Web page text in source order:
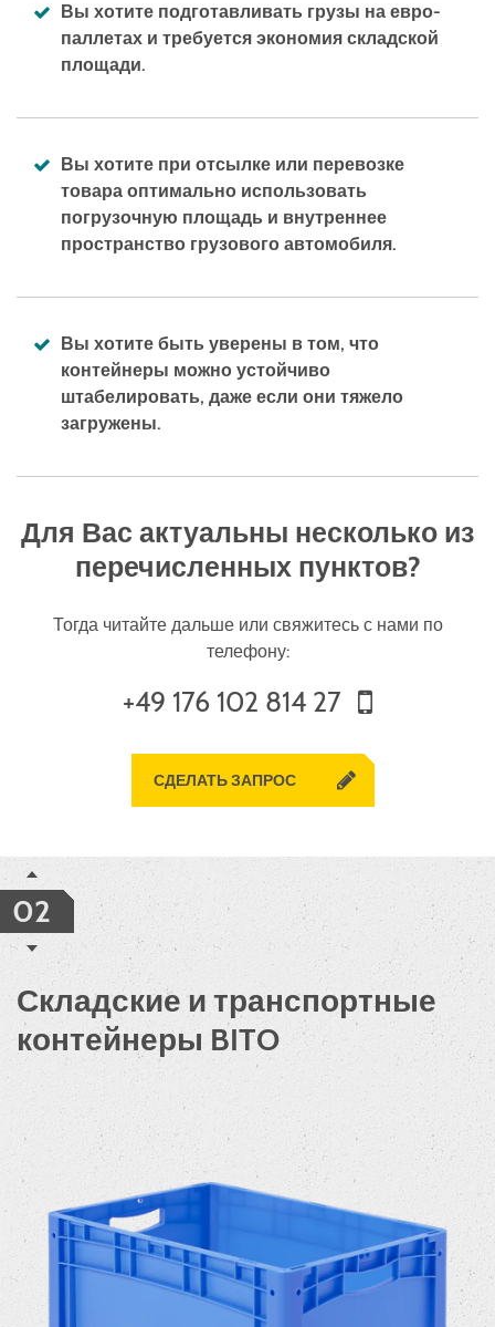
Вы хотите подготавливать грузы на евро-
паллетах и требуется экономия складской
площади.
Вы хотите при отсылке или перевозке
товара оптимально использовать
погрузочную площадь и внутреннее
пространство грузового автомобиля.
Вы хотите быть уверены в том, что
контейнеры можно устойчиво
штабелировать, даже если они тяжело
загружены.
Для Вас актуальны несколько из
перечисленных пунктов?
Тогда читайте дальше или свяжитесь с нами по
телефону:
+49 176 102 814 27
СДЕЛАТЬ ЗАПРОС
02
Складские и транспортные
контейнеры BITO